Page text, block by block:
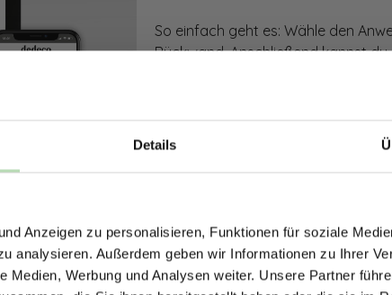
Details
Anzeigen zu personalisieren, Funktionen für soziale
analysieren. Außerdem geben wir Informationen zu Ihrer
Medien, Werbung und Analysen weiter. Unsere Partner
So einfach geht es: Wähle den
Rückwand. Anschließend kannst
Mithilfe unseres Konfigurators
dargestellt. Parallel erhältst du
bestellen kannst.
Zum Konfigurator
Jetzt zum Newsletter anmelden.